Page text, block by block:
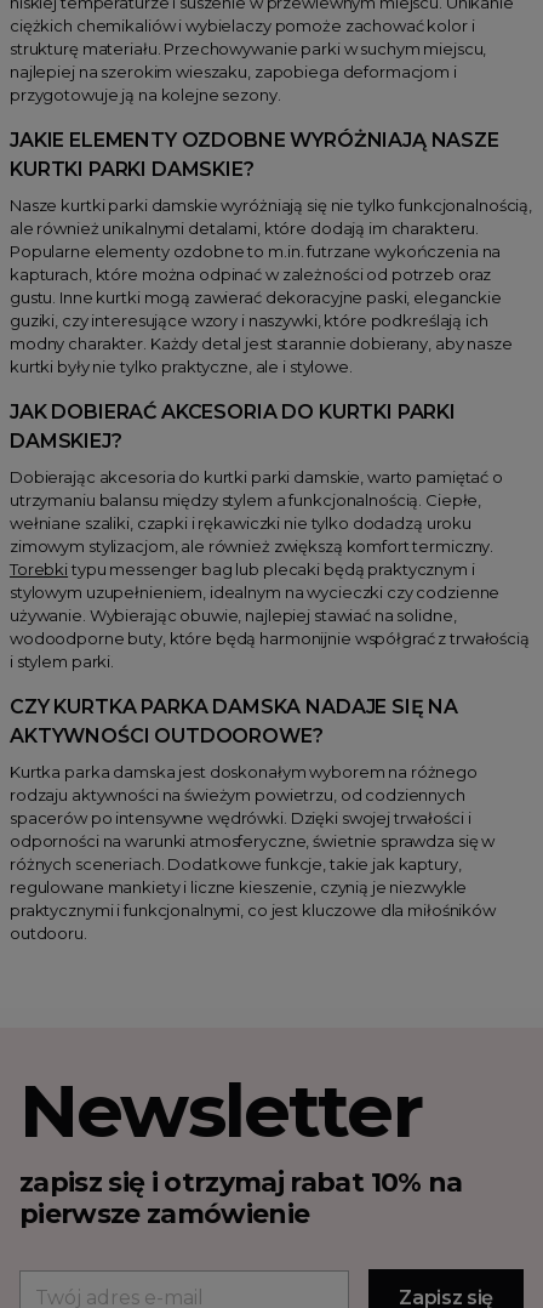
ciężkich chemikaliów i wybielaczy pomoże zachować kolor i
strukturę materiału. Przechowywanie parki w suchym miejscu,
najlepiej na szerokim wieszaku, zapobiega deformacjom i
przygotowuje ją na kolejne sezony.
JAKIE ELEMENTY OZDOBNE WYRÓŻNIAJĄ NASZE
KURTKI PARKI DAMSKIE?
Nasze kurtki parki damskie wyróżniają się nie tylko funkcjonalnością,
ale również unikalnymi detalami, które dodają im charakteru.
Popularne elementy ozdobne to m.in. futrzane wykończenia na
kapturach, które można odpinać w zależności od potrzeb oraz
gustu. Inne kurtki mogą zawierać dekoracyjne paski, eleganckie
guziki, czy interesujące wzory i naszywki, które podkreślają ich
modny charakter. Każdy detal jest starannie dobierany, aby nasze
kurtki były nie tylko praktyczne, ale i stylowe.
JAK DOBIERAĆ AKCESORIA DO KURTKI PARKI
DAMSKIEJ?
Dobierając akcesoria do kurtki parki damskie, warto pamiętać o
utrzymaniu balansu między stylem a funkcjonalnością. Ciepłe,
wełniane szaliki, czapki i rękawiczki nie tylko dodadzą uroku
zimowym stylizacjom, ale również zwiększą komfort termiczny.
Torebkitypu messenger bag lub plecaki będą praktycznym i
stylowym uzupełnieniem, idealnym na wycieczki czy codzienne
używanie. Wybierając obuwie, najlepiej stawiać na solidne,
wodoodporne buty, które będą harmonijnie współgrać z trwałością
i stylem parki.
CZY KURTKA PARKA DAMSKA NADAJE SIĘ NA
AKTYWNOŚCI OUTDOOROWE?
Kurtka parka damska jest doskonałym wyborem na różnego
rodzaju aktywności na świeżym powietrzu, od codziennych
spacerów po intensywne wędrówki. Dzięki swojej trwałości i
odporności na warunki atmosferyczne, świetnie sprawdza się w
różnych sceneriach. Dodatkowe funkcje, takie jak kaptury,
regulowane mankiety i liczne kieszenie, czynią je niezwykle
praktycznymi i funkcjonalnymi, co jest kluczowe dla miłośników
outdooru.
Newsletter
zapisz się i otrzymaj rabat 10% na
pierwsze zamówienie